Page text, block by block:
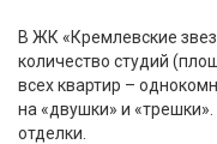
В ЖК «Кремлевские
количество студий
всех квартир –
на «двушки» и
отделки.